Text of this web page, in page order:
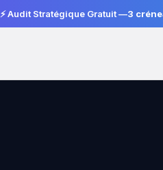
⚡ Audit Stratégique Gratuit —3